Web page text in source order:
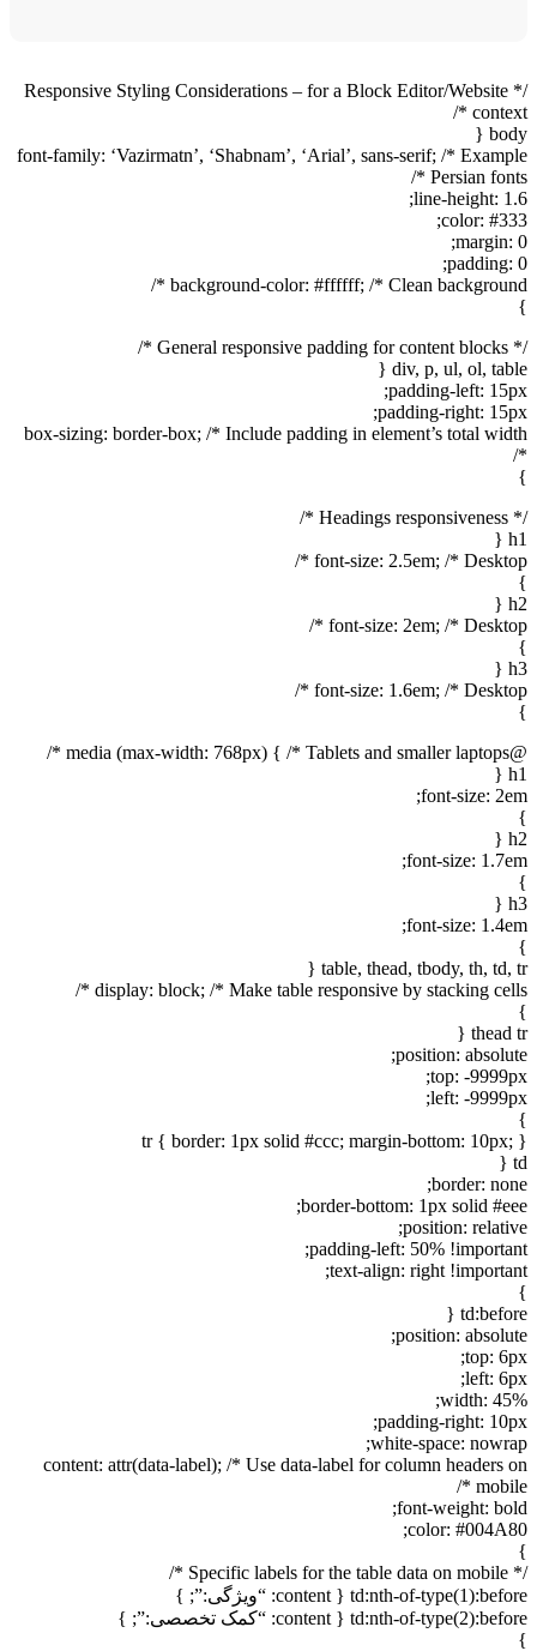
/* Responsive Styling Considerations – for a Block Editor/Website
context */
body {
font-family: ‘Vazirmatn’, ‘Shabnam’, ‘Arial’, sans-serif; /* Example
Persian fonts */
line-height: 1.6;
color: #333;
margin: 0;
padding: 0;
background-color: #ffffff; /* Clean background */
}
/* General responsive padding for content blocks */
div, p, ul, ol, table {
padding-left: 15px;
padding-right: 15px;
box-sizing: border-box; /* Include padding in element’s total width
*/
}
/* Headings responsiveness */
h1 {
font-size: 2.5em; /* Desktop */
}
h2 {
font-size: 2em; /* Desktop */
}
h3 {
font-size: 1.6em; /* Desktop */
}
@media (max-width: 768px) { /* Tablets and smaller laptops */
h1 {
font-size: 2em;
}
h2 {
font-size: 1.7em;
}
h3 {
font-size: 1.4em;
}
table, thead, tbody, th, td, tr {
display: block; /* Make table responsive by stacking cells */
}
thead tr {
position: absolute;
top: -9999px;
left: -9999px;
}
tr { border: 1px solid #ccc; margin-bottom: 10px; }
td {
border: none;
border-bottom: 1px solid #eee;
position: relative;
padding-left: 50% !important;
text-align: right !important;
}
td:before {
position: absolute;
top: 6px;
left: 6px;
width: 45%;
padding-right: 10px;
white-space: nowrap;
content: attr(data-label); /* Use data-label for column headers on
mobile */
font-weight: bold;
color: #004A80;
}
/* Specific labels for the table data on mobile */
td:nth-of-type(1):before { content: “ویژگی:”; }
td:nth-of-type(2):before { content: “کمک تخصصی:”; }
}